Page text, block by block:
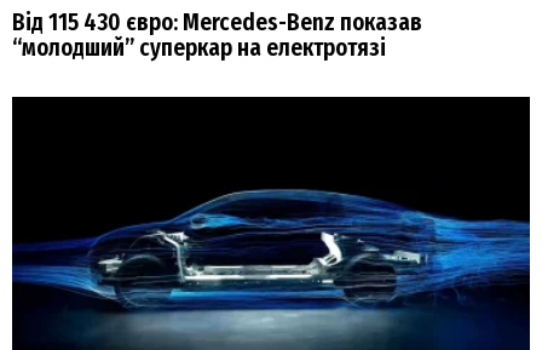
Від 115 430 євро: Mercedes-Benz показав
“молодший” суперкар на електротязі